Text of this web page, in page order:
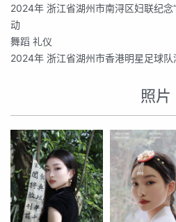
2024年 浙江省湖州市南浔区妇联纪念
动
舞蹈 礼仪
2024年 浙江省湖州市香港明星足球队
照片